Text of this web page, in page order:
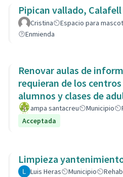
Pipican
Cristina Espacio para
Enmienda
Renovar aulas de
requieran de los
alumnos y clases de
ampa santacreu Municipio
Acceptada
Limpieza
Luis Heras Municipio